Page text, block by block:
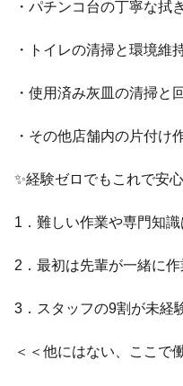
・パチンコ台の丁寧な拭
・トイレの清掃と環境維
・使用済み灰皿の清掃と
・その他店舗内の片付け
✨経験ゼロでもこれで安
1．難しい作業や専門知
2．最初は先輩が一緒に
3．スタッフの9割が未経
＜＜他にはない、ここで